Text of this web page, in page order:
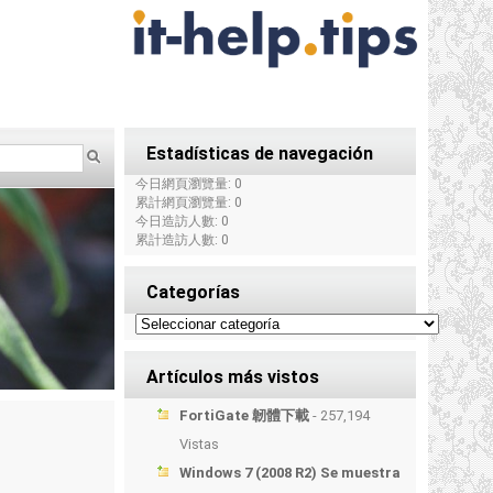
Estadísticas de navegación
今日網頁瀏覽量: 0
累計網頁瀏覽量: 0
今日造訪人數: 0
累計造訪人數: 0
Categorías
Artículos más vistos
FortiGate 韌體下載 - 257,194
Vistas
Windows 7 (2008 R2) Se muestra